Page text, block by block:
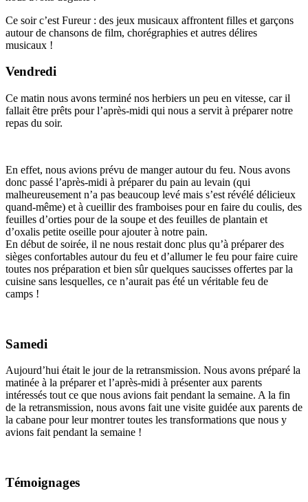
Ce soir c’est Fureur : des jeux musicaux affrontent filles et garçons
autour de chansons de film, chorégraphies et autres délires
musicaux !
Vendredi
Ce matin nous avons terminé nos herbiers un peu en vitesse, car il
fallait être prêts pour l’après-midi qui nous a servit à préparer notre
repas du soir.
En effet, nous avions prévu de manger autour du feu. Nous avons
donc passé l’après-midi à préparer du pain au levain (qui
malheureusement n’a pas beaucoup levé mais s’est révélé délicieux
quand-même) et à cueillir des framboises pour en faire du coulis, des
feuilles d’orties pour de la soupe et des feuilles de plantain et
d’oxalis petite oseille pour ajouter à notre pain.
En début de soirée, il ne nous restait donc plus qu’à préparer des
sièges confortables autour du feu et d’allumer le feu pour faire cuire
toutes nos préparation et bien sûr quelques saucisses offertes par la
cuisine sans lesquelles, ce n’aurait pas été un véritable feu de
camps !
Samedi
Aujourd’hui était le jour de la retransmission. Nous avons préparé la
matinée à la préparer et l’après-midi à présenter aux parents
intéressés tout ce que nous avions fait pendant la semaine. A la fin
de la retransmission, nous avons fait une visite guidée aux parents de
la cabane pour leur montrer toutes les transformations que nous y
avions fait pendant la semaine !
Témoignages